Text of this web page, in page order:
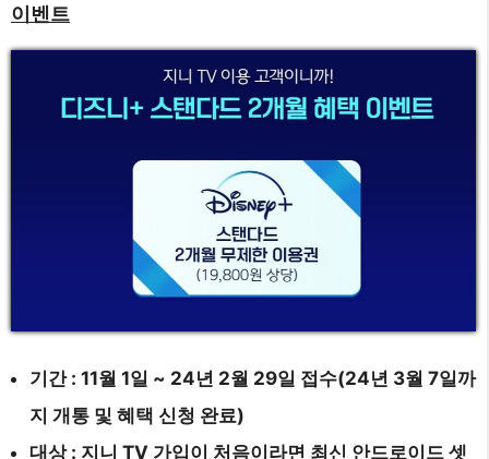
이벤트
기간 : 11월 1일 ~ 24년 2월 29일 접수(24년 3월 7일까
지 개통 및 혜택 신청 완료)
대상 : 지니 TV 가입이 처음이라면 최신 안드로이드 셋